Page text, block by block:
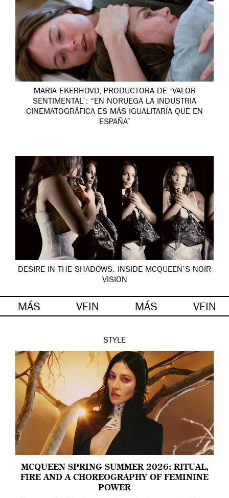
MARIA EKERHOVD, PRODUCTORA DE ‘VALOR
SENTIMENTAL’: “EN NORUEGA LA INDUSTRIA
CINEMATOGRÁFICA ES MÁS IGUALITARIA QUE EN
ESPAÑA”
DESIRE IN THE SHADOWS: INSIDE MCQUEEN’S NOIR
VISION
MÁS VEIN MÁS VEIN
STYLE
MCQUEEN SPRING SUMMER 2026: RITUAL,
FIRE AND A CHOREOGRAPHY OF FEMININE
POWER